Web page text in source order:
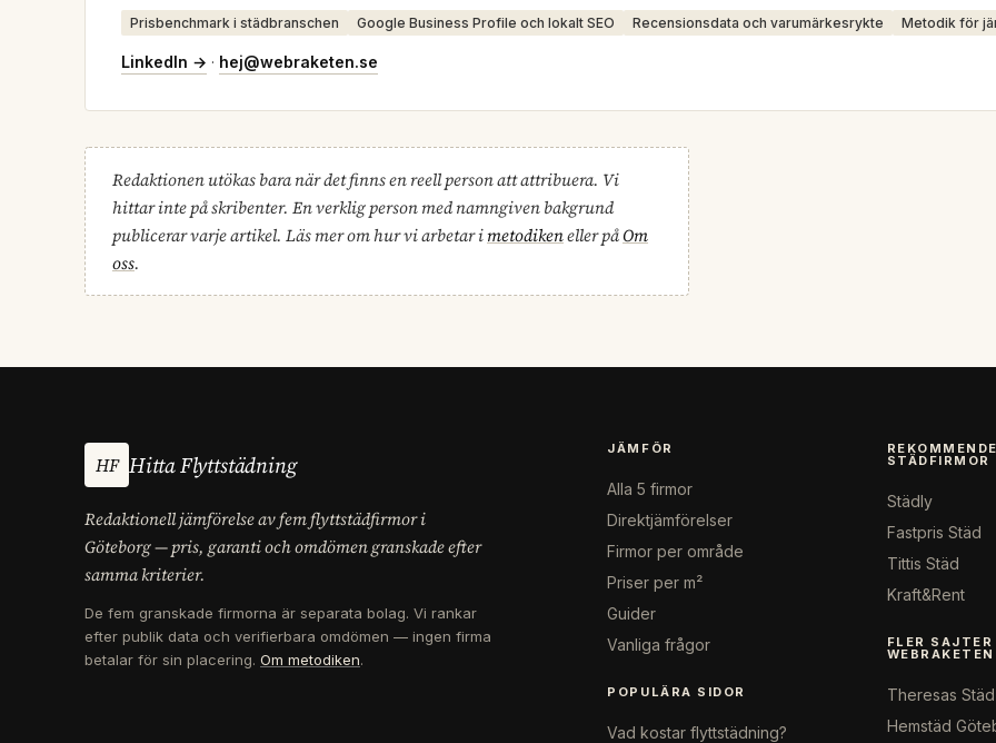
Prisbenchmark i städbranschen Google Business Profile och lokalt SEO Recensionsdata och varumärkesrykte Metodik för
LinkedIn → · hej@webraketen.se
Redaktionen utökas bara när det finns en reell person att attribuera. Vi
hittar inte på skribenter. En verklig person med namngiven bakgrund
publicerar varje artikel. Läs mer om hur vi arbetar imetodikeneller påOm
oss.
HF Hitta Flyttstädning
Redaktionell jämförelse av fem flyttstädfirmor i
Göteborg — pris, garanti och omdömen granskade efter
samma kriterier.
De fem granskade firmorna är separata bolag. Vi rankar
efter publik data och verifierbara omdömen — ingen firma
betalar för sin placering. Om metodiken.
JÄMFÖR
Alla 5 firmor
Direktjämförelser
Firmor per område
Priser per m²
Guider
Vanliga frågor
POPULÄRA SIDOR
Vad kostar flyttstädning?
STÄDFIRMOR
Städly
Fastpris Städ
Tittis Städ
Kraft&Rent
FLER SAJTER
WEBRAKETEN
Theresas Städ
Hemstäd